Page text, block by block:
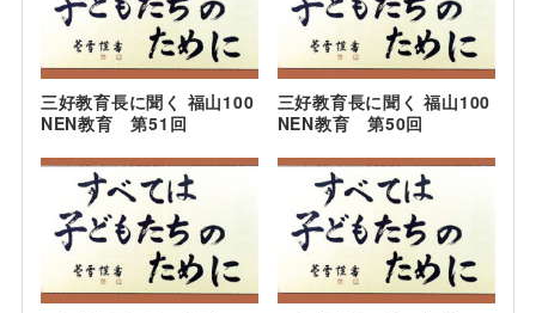
三好教育長に聞く 福山100
NEN教育 第51回
三好教育長に聞く 福山100
NEN教育 第50回